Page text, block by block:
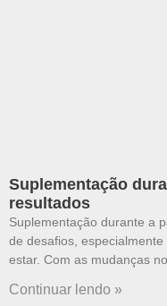
Suplementação
resultados
Suplementação durante a
de desafios,
estar. Com as mudanças
Continuar lendo »